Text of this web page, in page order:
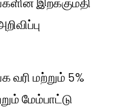
வரி மற்றும் 5%
மேம்பாட்டு